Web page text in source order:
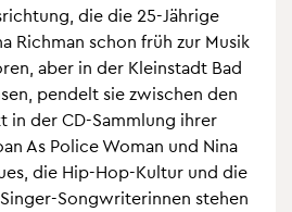
die die 25-Jäh­ri­ge
Rich­man schon früh zur Musik
aber in der Klein­stadt Bad
pen­delt sie zwi­schen den
in der CD-Samm­lung ihrer
As Po­li­ce Woman und Nina
die Hip-Hop-Kul­tur und die
Song­wri­te­rin­nen ste­hen